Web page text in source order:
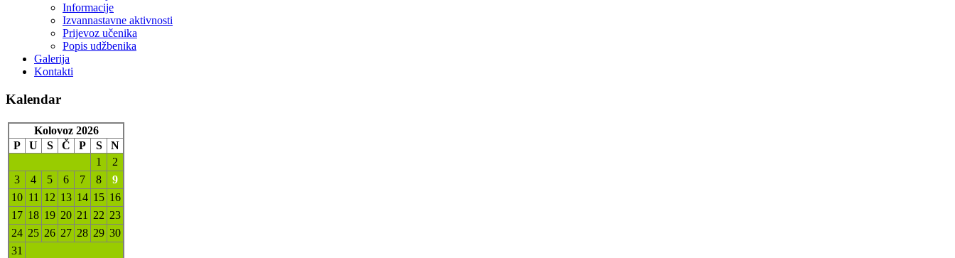
Informacije
Izvannastavne aktivnosti
Prijevoz učenika
Popis udžbenika
Galerija
Kontakti
Kalendar
Kolovoz 2026
P
U S Č P S
N
1
2
3
4 5 6 7 8
9
10 11 12 13 14 15 16
17 18 19 20 21 22 23
24 25 26 27 28 29 30
31